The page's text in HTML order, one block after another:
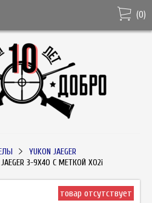
(0)
YUKON JAEGER
3-9Х40 С МЕТКОЙ X02i
товар отсутствует